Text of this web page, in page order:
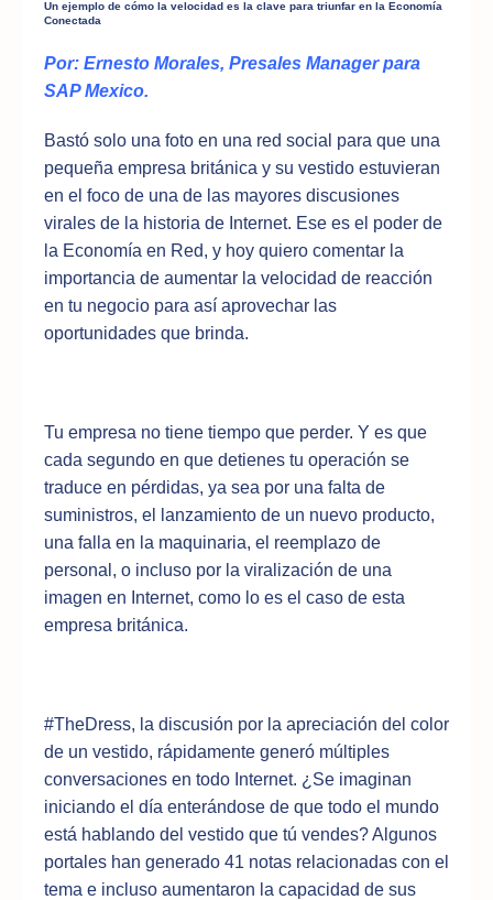
Un ejemplo de cómo la velocidad es la clave para triunfar en la Economía
Conectada
Por: Ernesto Morales, Presales Manager para
SAP Mexico.
Bastó solo una foto en una red social para que una
pequeña empresa británica y su vestido estuvieran
en el foco de una de las mayores discusiones
virales de la historia de Internet. Ese es el poder de
la Economía en Red, y hoy quiero comentar la
importancia de aumentar la velocidad de reacción
en tu negocio para así aprovechar las
oportunidades que brinda.
Tu empresa no tiene tiempo que perder. Y es que
cada segundo en que detienes tu operación se
traduce en pérdidas, ya sea por una falta de
suministros, el lanzamiento de un nuevo producto,
una falla en la maquinaria, el reemplazo de
personal, o incluso por la viralización de una
imagen en Internet, como lo es el caso de esta
empresa británica.
#TheDress, la discusión por la apreciación del color
de un vestido, rápidamente generó múltiples
conversaciones en todo Internet. ¿Se imaginan
iniciando el día enterándose de que todo el mundo
está hablando del vestido que tú vendes? Algunos
portales han generado 41 notas relacionadas con el
tema e incluso aumentaron la capacidad de sus